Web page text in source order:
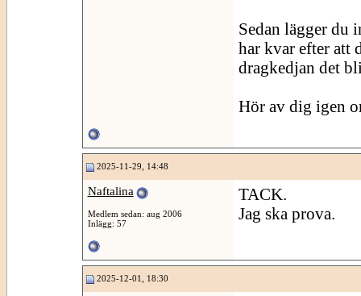
Sedan lägger du
har kvar efter att
dragkedjan det
Hör av dig igen
2025-11-29, 14:48
Naftalina
Medlem sedan: aug 2006
Inlägg: 57
TACK.
Jag ska prova.
2025-12-01, 18:30